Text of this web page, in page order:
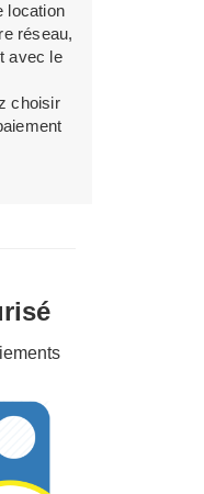
location
réseau,
avec le
choisir